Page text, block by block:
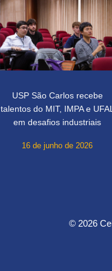
USP São Carlos recebe
talentos do MIT, IMPA e UFAL
em desafios industriais
16 de junho de 2026
© 2026